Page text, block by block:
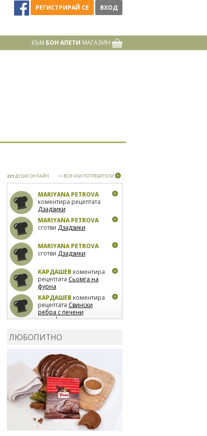
РЕГИСТРИРАЙ СЕ ВХОД
КЪМ БОН АПЕТИ МАГАЗИН
221 ДУШИ ОНЛАЙН >>ВСИЧКИ ПОТРЕБИТЕЛИ
MARIYANA PETROVA
коментира рецептата
Дзадзики
MARIYANA PETROVA
сготви Дзадзики
MARIYANA PETROVA
сготви Дзадзики
КАРДАШЕВ коментира
рецептата Сьомга на
фурна
КАРДАШЕВ коментира
рецептата Свински
ребра с печени
картофи
лимон
коментира рецептата
Киноа със зеленчуци
ЛЮБОПИТНО